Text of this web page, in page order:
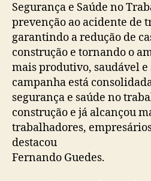
Segurança e Saúde no
prevenção ao acidente de
garantindo a redução de
construção e tornando o
mais produtivo, saudável e
campanha está
segurança e saúde no
construção e já alcançou
trabalhadores,
destacou
Fernando Guedes.